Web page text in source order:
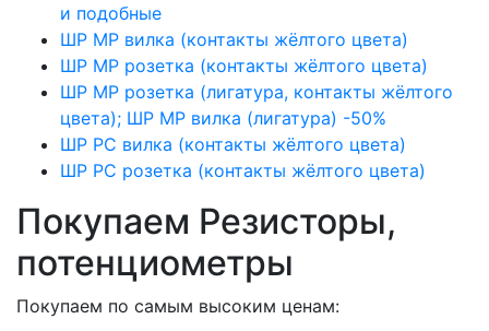
и подобные
ШР МР вилка (контакты жёлтого цвета)
ШР МР розетка (контакты жёлтого цвета)
ШР МР розетка (лигатура, контакты жёлтого
цвета); ШР МР вилка (лигатура) -50%
ШР РС вилка (контакты жёлтого цвета)
ШР РС розетка (контакты жёлтого цвета)
Покупаем Резисторы,
потенциометры
Покупаем по самым высоким ценам: